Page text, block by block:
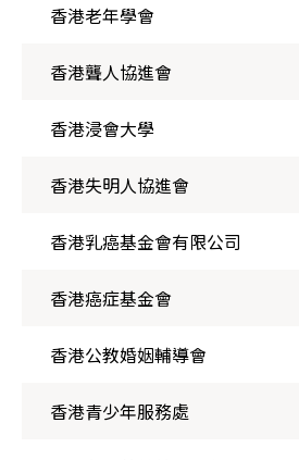
香港老年學會
香港聾人協進會
香港浸會大學
香港失明人協進會
香港乳癌基金會有限公司
香港癌症基金會
香港公教婚姻輔導會
香港青少年服務處